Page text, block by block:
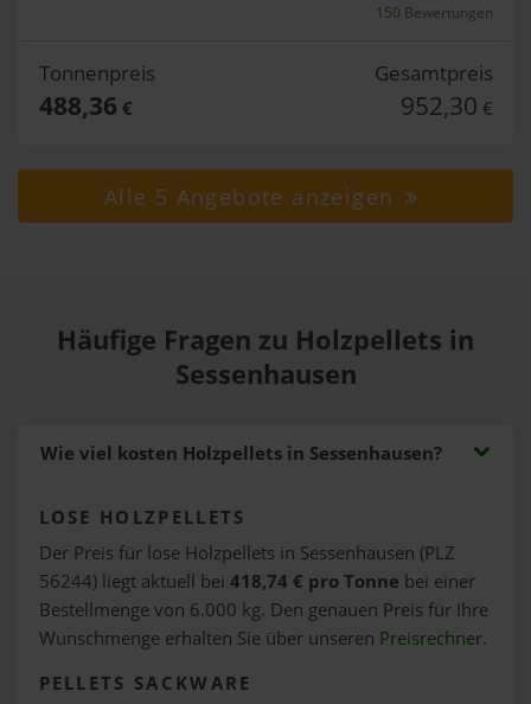
150 Bewertungen
Tonnenpreis
488,36 €
Gesamtpreis
952,30 €
Alle 5 Angebote anzeigen
Häufige Fragen zu Holzpellets in
Sessenhausen
Wie viel kosten Holzpellets in Sessenhausen?
LOSE HOLZPELLETS
Der Preis für lose Holzpellets in Sessenhausen (PLZ
56244) liegt aktuell bei 418,74 € pro Tonne bei einer
Bestellmenge von 6.000 kg. Den genauen Preis für Ihre
Wunschmenge erhalten Sie über unseren Preisrechner.
PELLETS SACKWARE